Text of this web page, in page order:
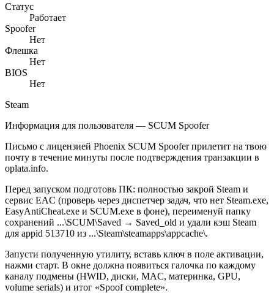
Статус
Работает
Spoofer
Нет
Флешка
Нет
BIOS
Нет
Steam
Информация для пользователя — SCUM Spoofer
Письмо с лицензией Phoenix SCUM Spoofer прилетит на твою
почту в течение минуты после подтверждения транзакции в
oplata.info.
Перед запуском подготовь ПК: полностью закрой Steam и
сервис EAC (проверь через диспетчер задач, что нет Steam.exe,
EasyAntiCheat.exe и SCUM.exe в фоне), переименуй папку
сохранений ...\SCUM\Saved → Saved_old и удали кэш Steam
для appid 513710 из ...\Steam\steamapps\appcache\.
Запусти полученную утилиту, вставь ключ в поле активации,
нажми старт. В окне должна появиться галочка по каждому
каналу подмены (HWID, диски, MAC, материнка, GPU,
volume serials) и итог «Spoof complete».